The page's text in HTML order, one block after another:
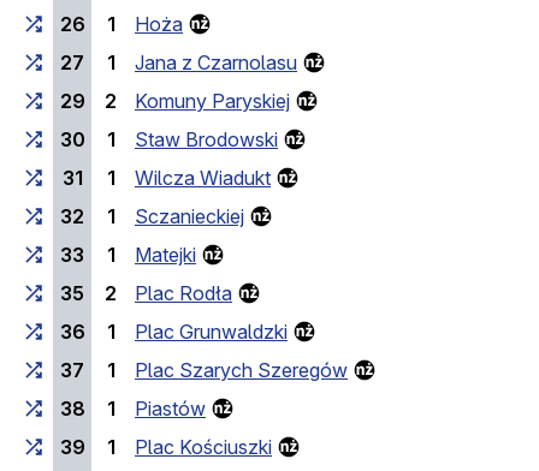
26
1
Hoża
27
1
Jana z Czarnolasu
29
2
Komuny Paryskiej
30
1
Staw Brodowski
31
1
Wilcza Wiadukt
32
1
Sczanieckiej
33
1
Matejki
35
2
Plac Rodła
36
1
Plac Grunwaldzki
37
1
Plac Szarych Szeregów
38
1
Piastów
39
1
Plac Kościuszki